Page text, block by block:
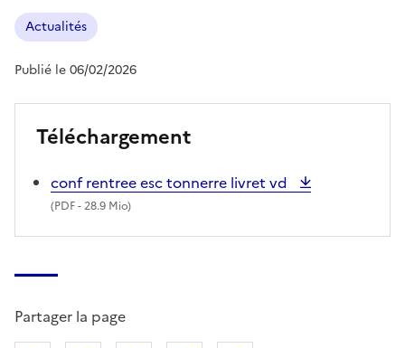
Actualités
Publié le 06/02/2026
Téléchargement
conf rentree esc tonnerre livret vd
(PDF- 28.9 Mio)
Partager la page